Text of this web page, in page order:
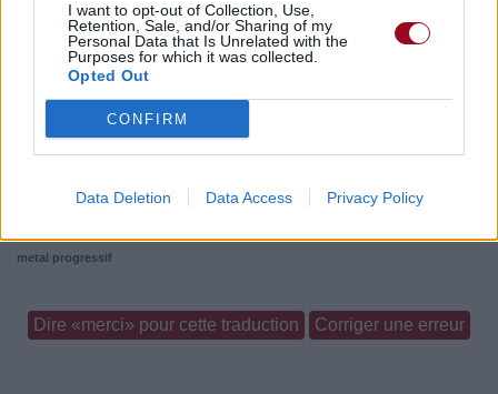
I want to opt-out of Collection, Use,
Retention, Sale, and/or Sharing of my
Personal Data that Is Unrelated with the
Purposes for which it was collected.
Opted Out
CONFIRM
Data Deletion Data Access Privacy Policy
Chanson sans vidéo
metal progressif
Dire «merci» pour cette traduction Corriger une erreur